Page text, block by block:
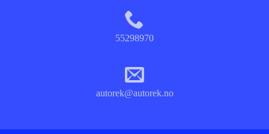
55298970
autorek@autorek.no